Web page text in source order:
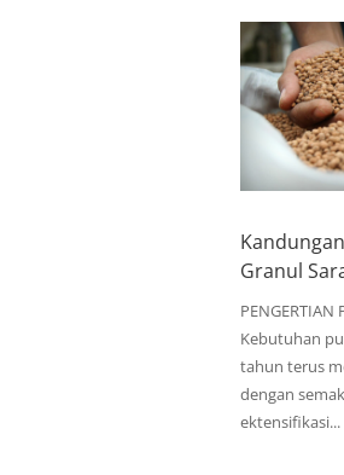
Granul
PENGERTIAN
Kebutuhan
tahun terus
dengan
ektensifikasi...